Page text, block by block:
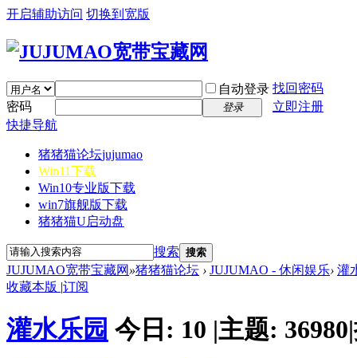
开启辅助访问 切换到宽版
自动登录 找回密码
密码
登录
立即注册
快捷导航
猪猪猫论坛jujumao
Win11下载
Win10专业版下载
win7旗舰版下载
猪猪猫U启动盘
搜索 搜索
JUJUMAO宽带宝藏网 »猪猪猫论坛 › JUJUMAO - 休闲娱乐› 灌
收藏本版 |订阅
灌水乐园 今日: 10 |主题: 36980|